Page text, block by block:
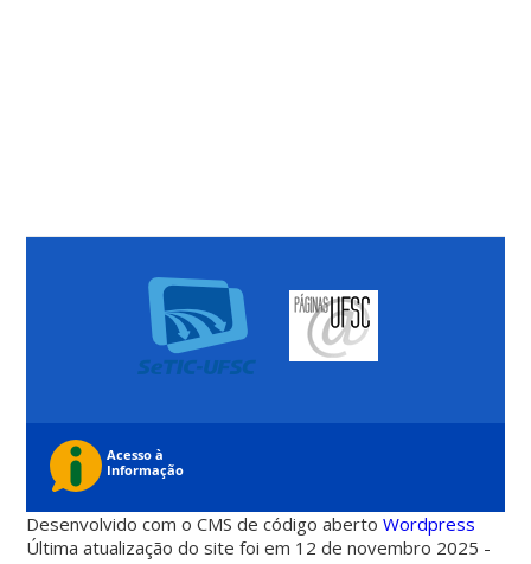
Desenvolvido com o CMS de código abertoWordpress
Última atualização do site foi em 12 de novembro 2025 -